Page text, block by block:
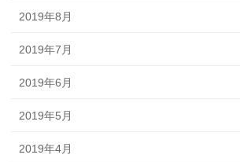
2019年8月
2019年7月
2019年6月
2019年5月
2019年4月